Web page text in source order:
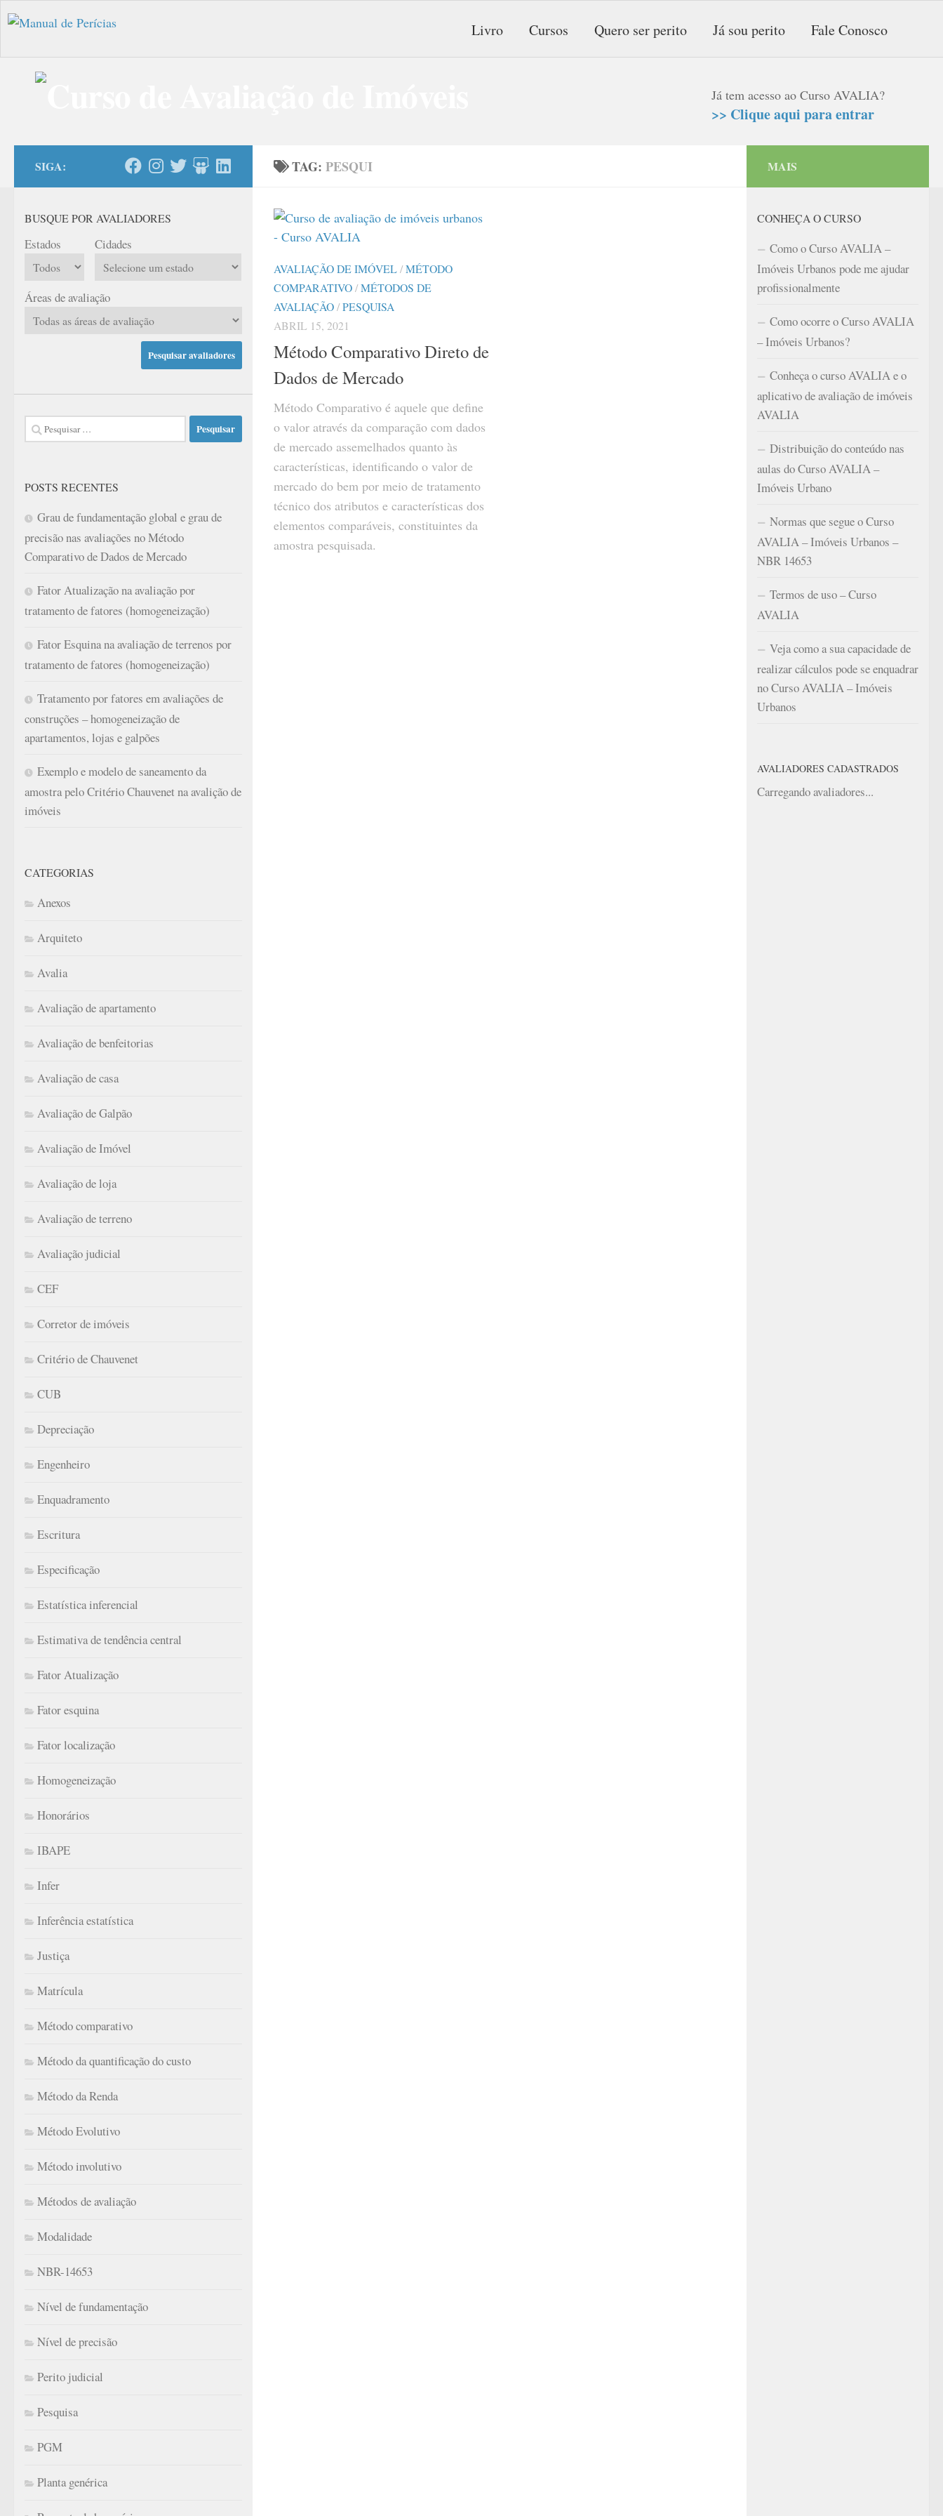
Livro Cursos Quero ser perito Já sou perito Fale Conosco
Skip to content
Já tem acesso ao Curso AVALIA?
>> Clique aqui para entrar
TAG: PESQUI
AVALIAÇÃO DE IMÓVEL/MÉTODO
COMPARATIVO/MÉTODOS DE
AVALIAÇÃO/PESQUISA
ABRIL 15, 2021
Método Comparativo Direto de
Dados de Mercado
Método Comparativo é aquele que define
o valor através da comparação com dados
de mercado assemelhados quanto às
características, identificando o valor de
mercado do bem por meio de tratamento
técnico dos atributos e características dos
elementos comparáveis, constituintes da
amostra pesquisada.
SIGA:
BUSQUE POR AVALIADORES
Estados Cidades
Áreas de avaliação
Pesquisar
por:
POSTS RECENTES
Grau de fundamentação global e grau de
precisão nas avaliações no Método
Comparativo de Dados de Mercado
Fator Atualização na avaliação por
tratamento de fatores (homogeneização)
Fator Esquina na avaliação de terrenos por
tratamento de fatores (homogeneização)
Tratamento por fatores em avaliações de
construções – homogeneização de
apartamentos, lojas e galpões
Exemplo e modelo de saneamento da
amostra pelo Critério Chauvenet na avalição de
imóveis
CATEGORIAS
Anexos
Arquiteto
Avalia
Avaliação de apartamento
Avaliação de benfeitorias
Avaliação de casa
Avaliação de Galpão
Avaliação de Imóvel
Avaliação de loja
Avaliação de terreno
Avaliação judicial
CEF
Corretor de imóveis
Critério de Chauvenet
CUB
Depreciação
Engenheiro
Enquadramento
Escritura
Especificação
Estatística inferencial
Estimativa de tendência central
Fator Atualização
Fator esquina
Fator localização
Homogeneização
Honorários
IBAPE
Infer
Inferência estatística
Justiça
Matrícula
Método comparativo
Método da quantificação do custo
Método da Renda
Método Evolutivo
Método involutivo
Métodos de avaliação
Modalidade
NBR-14653
Nível de fundamentação
Nível de precisão
Perito judicial
Pesquisa
PGM
Planta genérica
MAIS
CONHEÇA O CURSO
Como o Curso AVALIA –
Imóveis Urbanos pode me ajudar
profissionalmente
Como ocorre o Curso AVALIA
– Imóveis Urbanos?
Conheça o curso AVALIA e o
aplicativo de avaliação de imóveis
AVALIA
Distribuição do conteúdo nas
aulas do Curso AVALIA –
Imóveis Urbano
Normas que segue o Curso
AVALIA – Imóveis Urbanos –
NBR 14653
Termos de uso – Curso
AVALIA
Veja como a sua capacidade de
realizar cálculos pode se enquadrar
no Curso AVALIA – Imóveis
Urbanos
AVALIADORES CADASTRADOS
Carregando avaliadores...